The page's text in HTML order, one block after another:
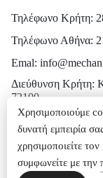
Τηλέφωνο Κρήτη:
Τηλέφωνο Αθήνα:
Emal:
Διεύθυνση Κρήτη:
72100
Διεύθυνση
52
Χρησιμοποιούμε
δυνατή εμπειρία
χρησιμοποιείτε
συμφωνείτε με την